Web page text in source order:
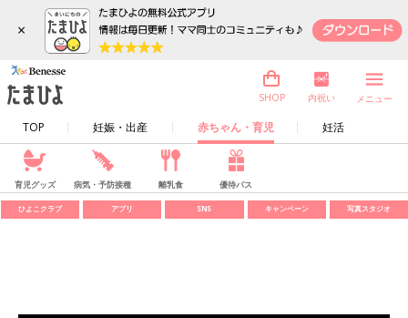
×
TOP 妊娠・出産 赤ちゃん・育児 妊活
SHOP 内祝い メニュー
育児グッズ 病気・予防接種 離乳食 優待パス
ひよこクラブ アプリ SNS キャンペーン 写真スタジオ